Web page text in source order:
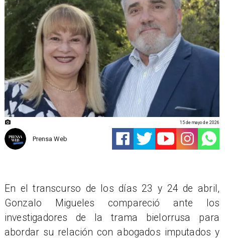
Prensa Web
15 de mayo de 2026
En el transcurso de los días 23 y 24 de abril,
Gonzalo Migueles compareció ante los
investigadores de la trama bielorrusa para
abordar su relación con abogados imputados y